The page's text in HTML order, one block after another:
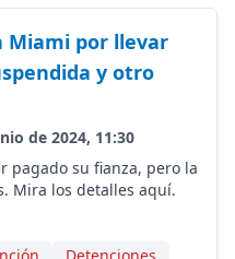
Miami por llevar
y otro
de 2024, 11:30
pagado su fianza, pero la
Mira los detalles aquí.